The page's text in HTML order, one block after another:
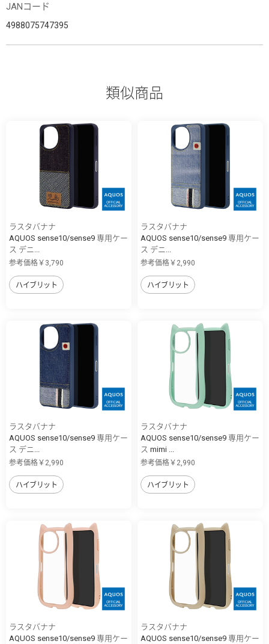
JANコード
4988075747395
類似商品
ラスタバナナ
AQUOS sense10/sense9 専用ケー
ス デニ...
参考価格￥3,790
ハイブリット
ラスタバナナ
AQUOS sense10/sense9 専用ケー
ス デニ...
参考価格￥2,990
ハイブリット
ラスタバナナ
AQUOS sense10/sense9 専用ケー
ス デニ...
参考価格￥2,990
ハイブリット
ラスタバナナ
AQUOS sense10/sense9 専用ケー
ス mimi ...
参考価格￥2,990
ハイブリット
ラスタバナナ
AQUOS sense10/sense9 専用ケー
ラスタバナナ
AQUOS sense10/sense9 専用ケー